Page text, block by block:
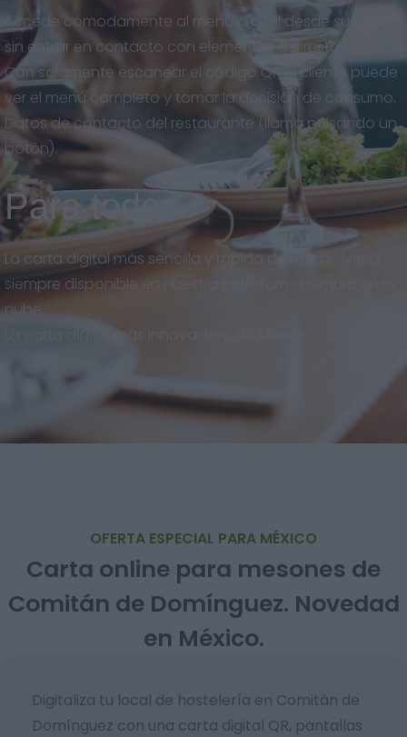
Accede cómodamente al menú digital desde su celular
sin entrar en contacto con elementos del restaurante.
Con solamente escanear el código QR el cliente puede
ver el menú completo y tomar la decisión de consumo.
Datos de contacto del restaurante (llama pulsando un
botón).
Para todos
La carta digital más sencilla y rápida de utilizar. Menú
siempre disponible en nuestra plataforma segura en la
nube.
La carta digital más innovadora de México.
OFERTA ESPECIAL PARA MÉXICO
Carta online para mesones de
Comitán de Domínguez. Novedad
en México.
Digitaliza tu local de hostelería en Comitán de
Domínguez con una carta digital QR, pantallas